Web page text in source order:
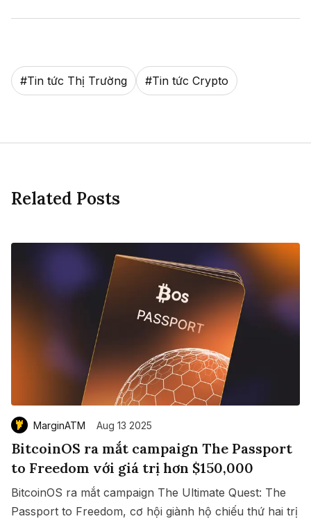
#Tin tức Thị Trường #Tin tức Crypto
Related Posts
MarginATM Aug 13 2025
BitcoinOS ra mắt campaign The Passport
to Freedom với giá trị hơn $150,000
BitcoinOS ra mắt campaign The Ultimate Quest: The
Passport to Freedom, cơ hội giành hộ chiếu thứ hai trị